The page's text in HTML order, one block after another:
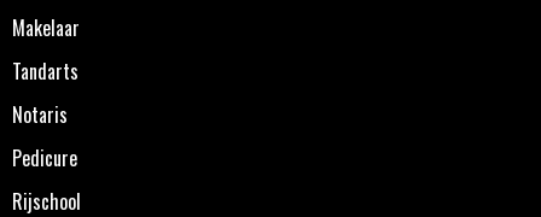
Makelaar
Tandarts
Notaris
Pedicure
Rijschool